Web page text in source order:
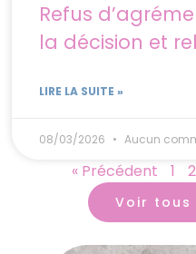
Refus
la décision et
LIRE LA SUITE »
08/03/2026 Aucun
« Précédent 1 2
Voir